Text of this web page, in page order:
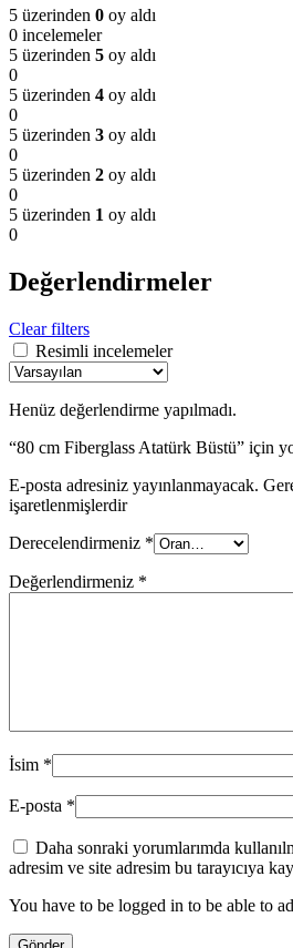
5 üzerinden 0 oy aldı
0 incelemeler
5 üzerinden 5 oy aldı
0
5 üzerinden 4 oy aldı
0
5 üzerinden 3 oy aldı
0
5 üzerinden 2 oy aldı
0
5 üzerinden 1 oy aldı
0
Değerlendirmeler
Clear filters
Resimli incelemeler
Henüz değerlendirme yapılmadı.
“80 cm Fiberglass Atatürk Büstü” için
E-posta adresiniz yayınlanmayacak.
işaretlenmişlerdir
Derecelendirmeniz *
Değerlendirmeniz *
İsim *
E-posta *
Daha sonraki yorumlarımda
adresim ve site adresim bu tarayıcıya
You have to be logged in to be able to